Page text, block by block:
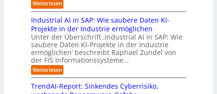
i
e
r
u
n
g
s
l
ö
s
u
d
u
s
t
r
i
e
a
u
t
o
r
a
l
u
s
i
n
s
.
O
r
g
w
ä
c
h
s
w
i
g
t
M
i
s
s
t
r
a
u
e
Weiterlesen:
L
a
r
s
h
i
l
f
t
b
Industrial AI in SAP: Wie saubere Daten KI-
Projekte in der Industrie ermöglichen
Unter der Überschrift ‚Industrial AI in SAP: Wie
saubere Daten KI-Projekte in der Industrie
ermöglichen‘ beschreibt Raphael Zundel von
der FIS Informationssysteme…
Weiterlesen:
I
n
d
TrendAI-Report: Sinkendes Cyberrisiko,